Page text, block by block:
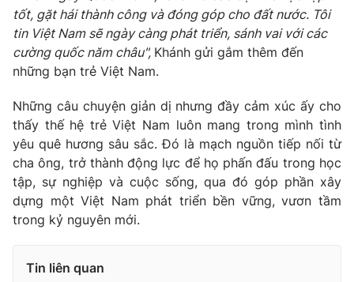
tốt, gặt hái thành công và đóng góp cho đất nước. Tôi
tin Việt Nam sẽ ngày càng phát triển, sánh vai với các
cường quốc năm châu", Khánh gửi gắm thêm đến
những bạn trẻ Việt Nam.
Những câu chuyện giản dị nhưng đầy cảm xúc ấy cho
thấy thế hệ trẻ Việt Nam luôn mang trong mình tình
yêu quê hương sâu sắc. Đó là mạch nguồn tiếp nối từ
cha ông, trở thành động lực để họ phấn đấu trong học
tập, sự nghiệp và cuộc sống, qua đó góp phần xây
dựng một Việt Nam phát triển bền vững, vươn tầm
trong kỷ nguyên mới.
Tin liên quan